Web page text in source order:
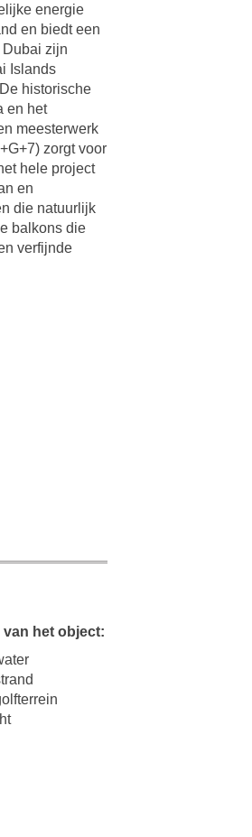
energie
en biedt een
Dubai zijn
Islands
historische
en het
meesterwerk
zorgt voor
hele project
en
die natuurlijk
balkons die
verfijnde
van het object: